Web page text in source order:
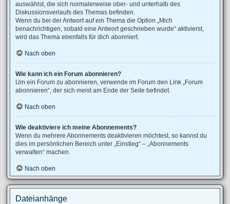
auswählst, die sich normalerweise ober- und unterhalb des
Diskussionsverlaufs des Themas befinden.
Wenn du bei der Antwort auf ein Thema die Option „Mich
benachrichtigen, sobald eine Antwort geschrieben wurde“ aktivierst,
wird das Thema ebenfalls für dich abonniert.
Nach oben
Wie kann ich ein Forum abonnieren?
Um ein Forum zu abonnieren, verwende im Forum den Link „Forum
abonnieren“, der sich meist am Ende der Seite befindet.
Nach oben
Wie deaktiviere ich meine Abonnements?
Wenn du mehrere Abonnements deaktivieren möchtest, so kannst du
dies im persönlichen Bereich unter „Einstieg“ – „Abonnements
verwalten“ machen.
Nach oben
Dateianhänge